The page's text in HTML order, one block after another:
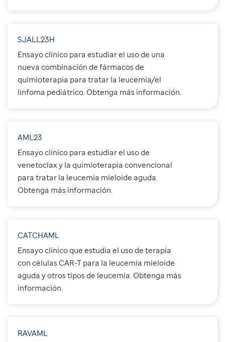
SJALL23H
Ensayo clínico para estudiar el uso de una
nueva combinación de fármacos de
quimioterapia para tratar la leucemia/el
linfoma pediátrico. Obtenga más información.
AML23
Ensayo clínico para estudiar el uso de
venetoclax y la quimioterapia convencional
para tratar la leucemia mieloide aguda.
Obtenga más información.
CATCHAML
Ensayo clínico que estudia el uso de terapia
con células CAR-T para la leucemia mieloide
aguda y otros tipos de leucemia. Obtenga más
información.
RAVAML